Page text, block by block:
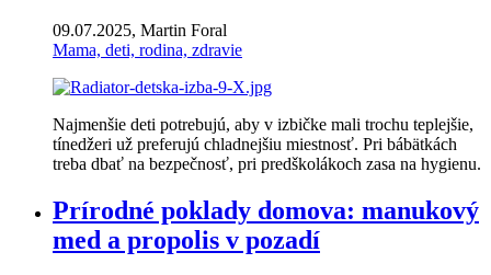
09.07.2025, Martin Foral
Mama, deti, rodina, zdravie
Najmenšie deti potrebujú, aby v izbičke mali trochu teplejšie,
tínedžeri už preferujú chladnejšiu miestnosť. Pri bábätkách
treba dbať na bezpečnosť, pri predškolákoch zasa na hygienu.
Prírodné poklady domova: manukový
med a propolis v pozadí